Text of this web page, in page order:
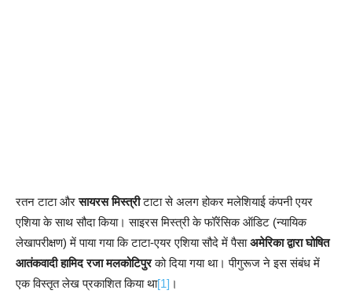
रतन टाटा औरसायरस मिस्त्रीटाटा से अलग होकर मलेशियाई कंपनी एयर
एशिया के साथ सौदा किया। साइरस मिस्त्री के फॉरेंसिक ऑडिट (न्यायिक
लेखापरीक्षण) में पाया गया कि टाटा-एयर एशिया सौदे में पैसाअमेरिका द्वारा घोषित
आतंकवादी हामिद रजा मलकोटिपुरको दिया गया था। पीगुरूज ने इस संबंध में
एक विस्तृत लेख प्रकाशित किया था[1] ।